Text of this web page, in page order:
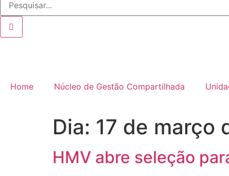
Home Núcleo de Gestão Compartilhada
Dia: 17 de março
HMV abre seleção